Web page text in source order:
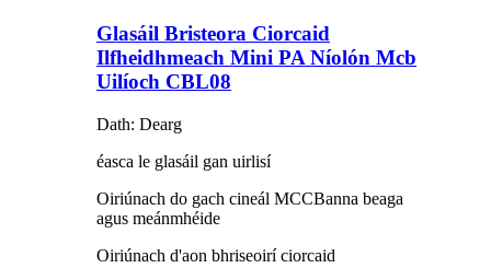
Glasáil Bristeora Ciorcaid
Ilfheidhmeach Mini PA Níolón Mcb
Uilíoch CBL08
Dath: Dearg
éasca le glasáil gan uirlisí
Oiriúnach do gach cineál MCCBanna beaga
agus meánmhéide
Oiriúnach d'aon bhriseoirí ciorcaid